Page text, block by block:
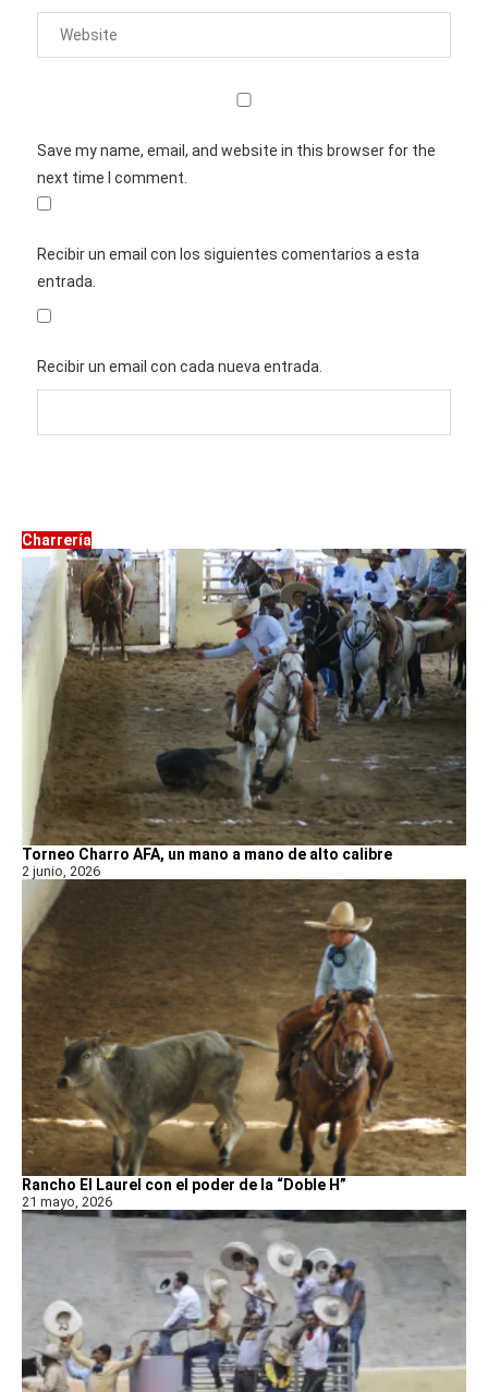
Save my name, email, and website in this browser for the
next time I comment.
Recibir un email con los siguientes comentarios a esta
entrada.
Recibir un email con cada nueva entrada.
Charrería
Torneo Charro AFA, un mano a mano de alto calibre
2 junio, 2026
Rancho El Laurel con el poder de la “Doble H”
21 mayo, 2026